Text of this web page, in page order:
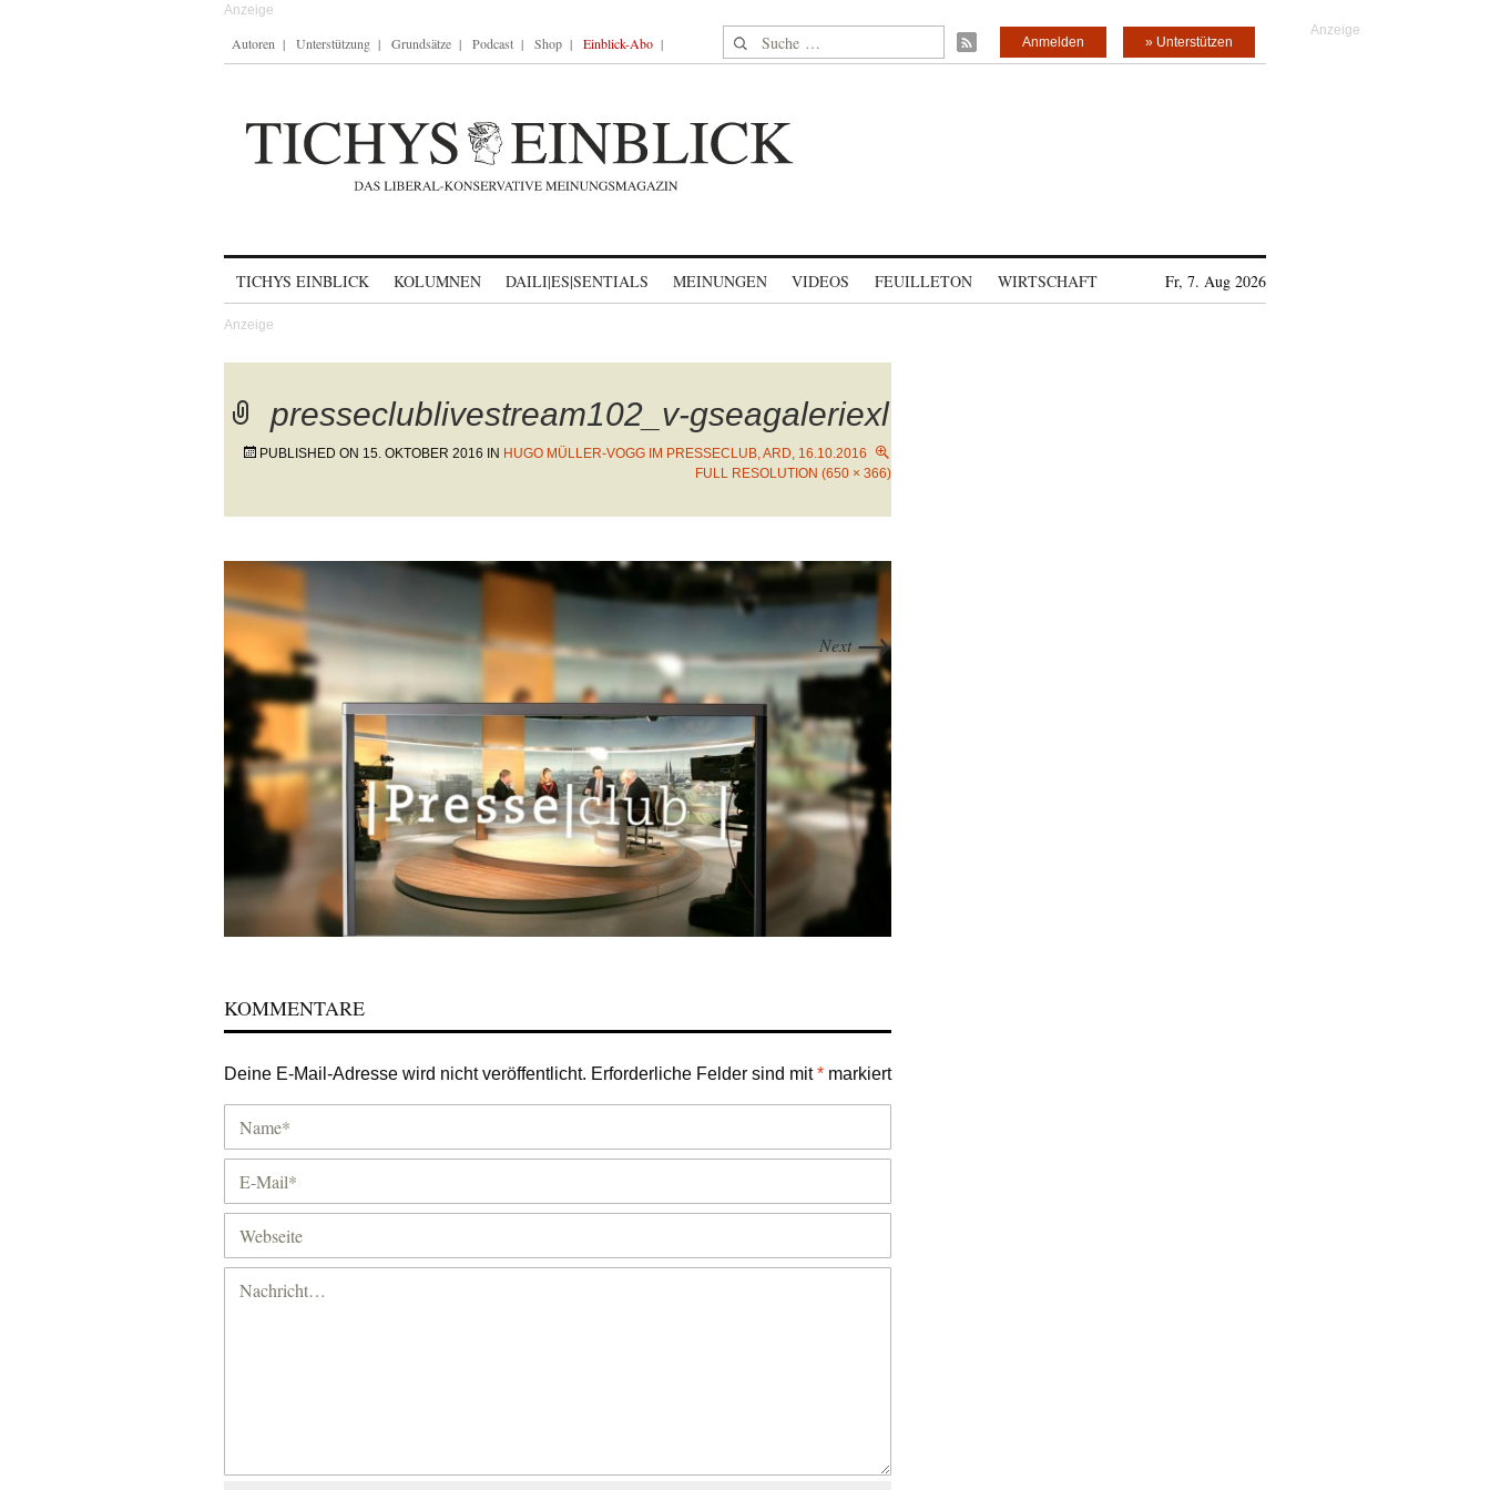
Autoren Unterstützung Grundsätze Podcast Shop Einblick-Abo Suche nach: » Unterstützen
Anmelden
TICHYS EINBLICK KOLUMNEN DAILI|ES|SENTIALS MEINUNGEN VIDEOS FEUILLETON WIRTSCHAFT Fr, 7. Aug 2026
presseclublivestream102_v-gseagaleriexl
PUBLISHED ON 15. OKTOBER 2016 IN HUGO MÜLLER-VOGG IM PRESSECLUB, ARD, 16.10.2016
FULL RESOLUTION (650 × 366)
Next→
KOMMENTARE
Deine E-Mail-Adresse wird nicht veröffentlicht. Erforderliche Felder sind mit* markiert